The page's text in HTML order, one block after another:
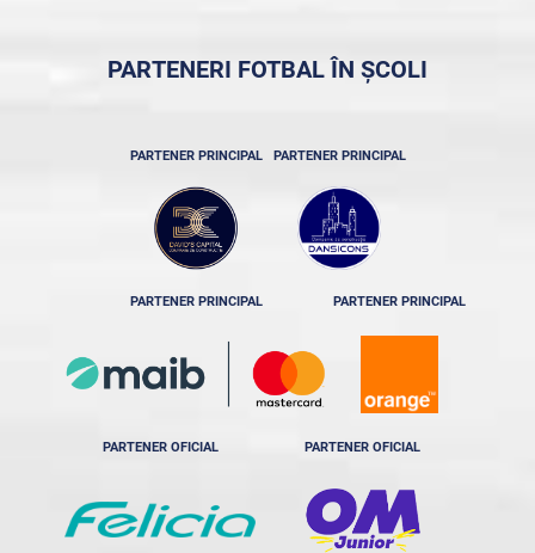
PARTENERI FOTBAL ÎN ȘCOLI
PARTENER PRINCIPAL PARTENER PRINCIPAL
PARTENER PRINCIPAL PARTENER PRINCIPAL
PARTENER OFICIAL PARTENER OFICIAL